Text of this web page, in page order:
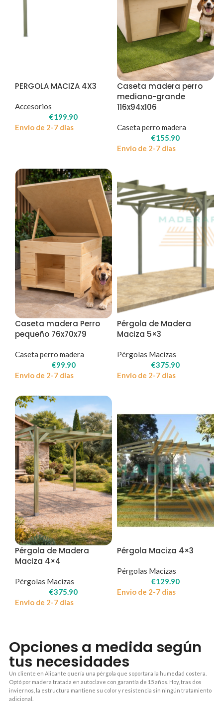
PERGOLA MACIZA 4X3
Accesorios
€199.90
Envio de 2-7 dias
Caseta madera perro
mediano-grande
116x94x106
Caseta perro madera
€155.90
Envio de 2-7 dias
Caseta madera Perro
pequeño 76x70x79
Caseta perro madera
€99.90
Envio de 2-7 dias
Pérgola de Madera
Maciza 5×3
Pérgolas Macizas
€375.90
Envio de 2-7 dias
Pérgola de Madera
Maciza 4×4
Pérgolas Macizas
€375.90
Envio de 2-7 dias
Pérgola Maciza 4×3
Pérgolas Macizas
€129.90
Envio de 2-7 dias
Opciones a medida según
tus necesidades
Un cliente en Alicante quería una pérgola que soportara la humedad costera.
Optó por madera tratada en autoclave con garantía de 15 años. Hoy, tras dos
inviernos, la estructura mantiene su color y resistencia sin ningún tratamiento
adicional.